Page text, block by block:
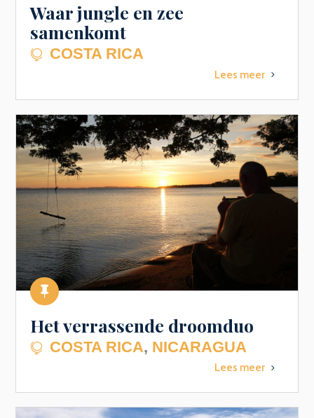
Waar jungle en zee
samenkomt
 COSTA RICA
Lees meer 5

Het verrassende droomduo
 COSTA RICA, NICARAGUA
Lees meer 5